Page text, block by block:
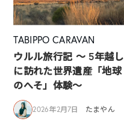
TABIPPO CARAVAN
ウルル旅行記 ～ 5年越し
に訪れた世界遺産「地球
のへそ」体験～
2026年2月7日 たまやん